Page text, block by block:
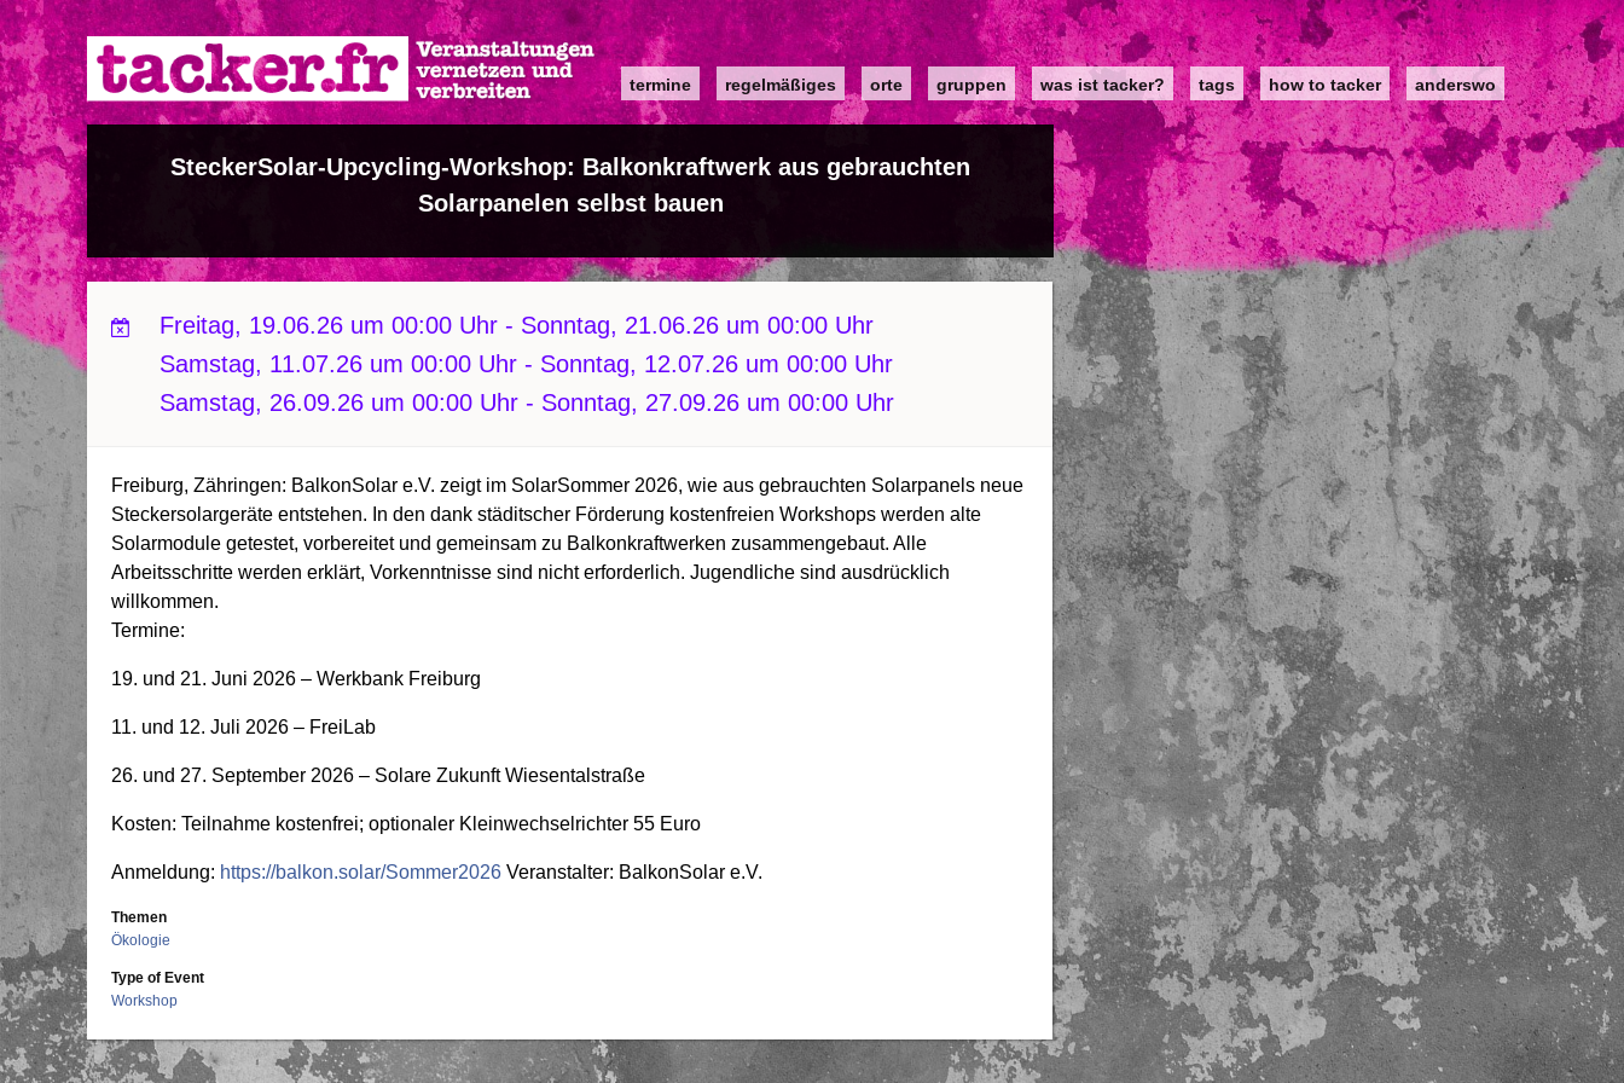
Direkt
zum
Inhalt
Main
navigation
termine regelmäßiges orte gruppen was ist tacker? tags how to tacker anderswo
SteckerSolar-Upcycling-Workshop: Balkonkraftwerk aus gebrauchten
Solarpanelen selbst bauen
Freitag, 19.06.26 um 00:00 Uhr - Sonntag, 21.06.26 um 00:00 Uhr
Samstag, 11.07.26 um 00:00 Uhr - Sonntag, 12.07.26 um 00:00 Uhr
Samstag, 26.09.26 um 00:00 Uhr - Sonntag, 27.09.26 um 00:00 Uhr
Freiburg, Zähringen: BalkonSolar e.V. zeigt im SolarSommer 2026, wie aus gebrauchten Solarpanels neue
Steckersolargeräte entstehen. In den dank städitscher Förderung kostenfreien Workshops werden alte
Solarmodule getestet, vorbereitet und gemeinsam zu Balkonkraftwerken zusammengebaut. Alle
Arbeitsschritte werden erklärt, Vorkenntnisse sind nicht erforderlich. Jugendliche sind ausdrücklich
willkommen.
Termine:
19. und 21. Juni 2026 – Werkbank Freiburg
11. und 12. Juli 2026 – FreiLab
26. und 27. September 2026 – Solare Zukunft Wiesentalstraße
Kosten: Teilnahme kostenfrei; optionaler Kleinwechselrichter 55 Euro
Anmeldung: https://balkon.solar/Sommer2026 Veranstalter: BalkonSolar e.V.
Themen
Ökologie
Type of Event
Workshop